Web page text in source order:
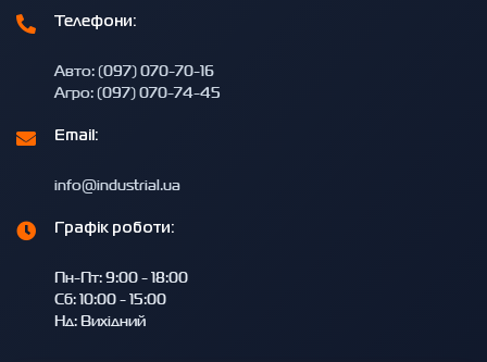
Телефони:
Авто: (097) 070-70-16
Агро: (097) 070-74-45
Email:
info@industrial.ua
Графік роботи:
Пн-Пт: 9:00 - 18:00
Сб: 10:00 - 15:00
Нд: Вихідний